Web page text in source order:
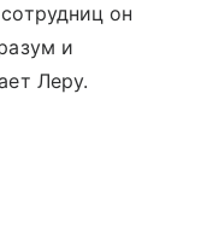
он
и
Леру.